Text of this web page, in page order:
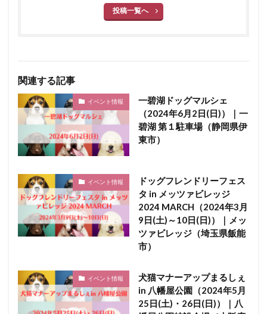
投稿一覧へ
関連する記事
イベント情報
一碧湖ドッグマルシェ
（2024年6月2日(日)）｜一
碧湖 第１駐車場（静岡県伊
東市）
イベント情報
ドッグフレンドリーフェス
タ in メッツァビレッジ
2024 MARCH（2024年3月
9日(土)～10日(日)）｜メッ
ツァビレッジ（埼玉県飯能
市）
イベント情報
犬猫マナーアップまるしぇ
in 八幡屋公園（2024年5月
25日(土)・26日(日)）｜八